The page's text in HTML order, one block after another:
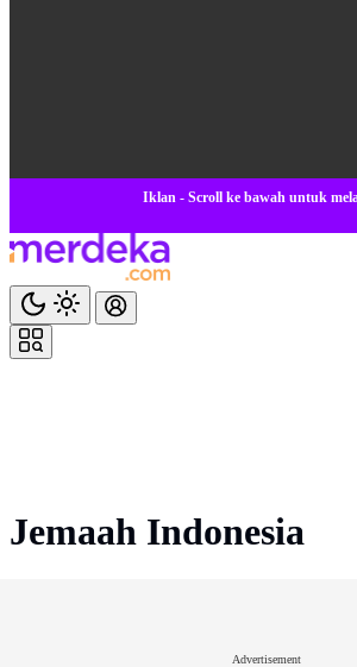
Iklan - Scroll ke bawah untuk
Jemaah Indonesia
Advertisement